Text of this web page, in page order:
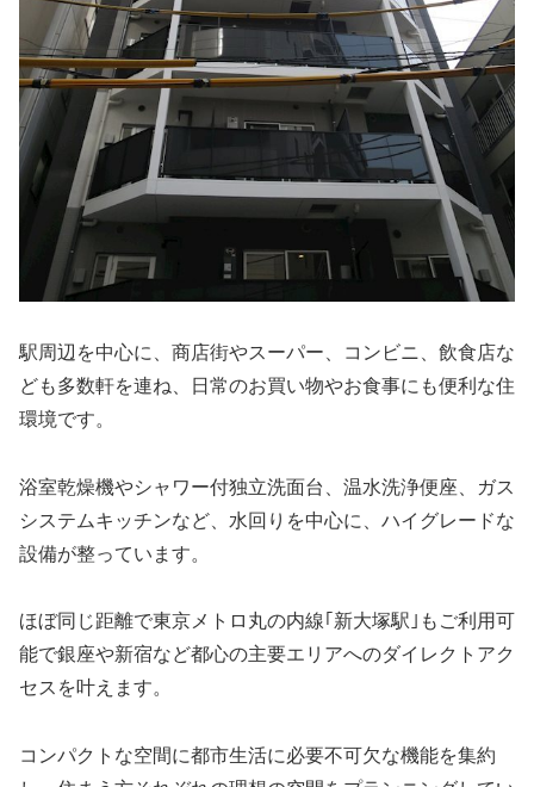
駅周辺を中心に、商店街やスーパー、コンビニ、飲食店な
ども多数軒を連ね、日常のお買い物やお食事にも便利な住
環境です。
浴室乾燥機やシャワー付独立洗面台、温水洗浄便座、ガス
システムキッチンなど、水回りを中心に、ハイグレードな
設備が整っています。
ほぼ同じ距離で東京メトロ丸の内線｢新大塚駅｣もご利用可
能で銀座や新宿など都心の主要エリアへのダイレクトアク
セスを叶えます。
コンパクトな空間に都市生活に必要不可欠な機能を集約